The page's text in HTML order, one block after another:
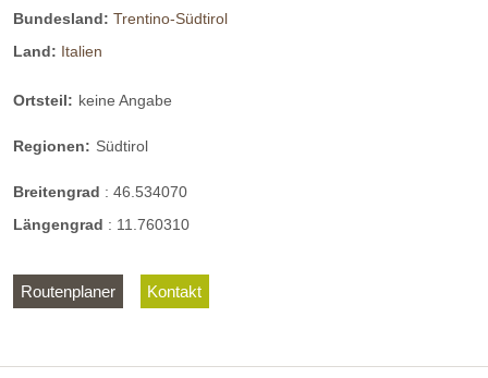
Bundesland: Trentino-Südtirol
Land: Italien
Ortsteil: keine Angabe
Regionen: Südtirol
Breitengrad : 46.534070
Längengrad : 11.760310
Routenplaner Kontakt